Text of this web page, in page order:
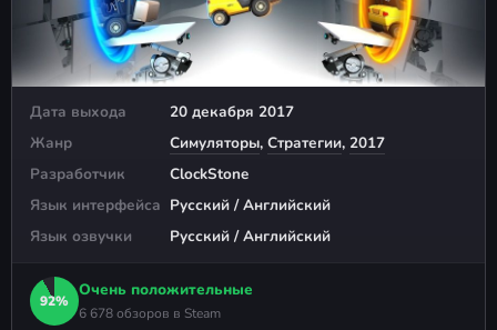
Дата выхода
20 декабря 2017
Жанр
Симуляторы, Стратегии, 2017
Разработчик
ClockStone
Язык интерфейса Русский / Английский
Язык озвучки
Русский / Английский
92%
Очень положительные
6 678 обзоров в Steam